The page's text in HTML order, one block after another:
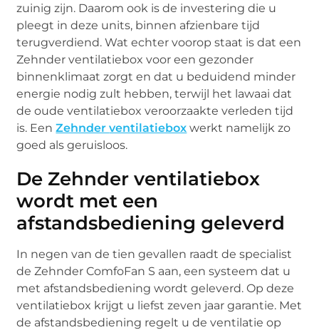
zuinig zijn. Daarom ook is de investering die u
pleegt in deze units, binnen afzienbare tijd
terugverdiend. Wat echter voorop staat is dat een
Zehnder ventilatiebox voor een gezonder
binnenklimaat zorgt en dat u beduidend minder
energie nodig zult hebben, terwijl het lawaai dat
de oude ventilatiebox veroorzaakte verleden tijd
is. EenZehnderventilatiebox werkt namelijk zo
goed als geruisloos.
De Zehnder ventilatiebox
wordt met een
afstandsbediening geleverd
In negen van de tien gevallen raadt de specialist
de Zehnder ComfoFan S aan, een systeem dat u
met afstandsbediening wordt geleverd. Op deze
ventilatiebox krijgt u liefst zeven jaar garantie. Met
de afstandsbediening regelt u de ventilatie op